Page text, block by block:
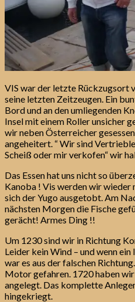
VIS war der letzte Rückzugsort
seine letzten Zeitzeugen. Ein
Bord und an den umliegenden
Insel mit einem Roller unsicher
wir neben Österreicher
angeheitert. “ Wir sind
Scheiß oder mir verkofen“ wir
Das Essen hat uns nicht so
Kanoba ! Vis werden wir wieder
sich der Yugo ausgetobt. Am
nächsten Morgen die Fische
gerächt! Armes Ding !!
Um 1230 sind wir in Richtung
Leider kein Wind – und wenn ein
war es aus der falschen
Motor gefahren. 1720 haben
angelegt. Das komplette
hingekriegt.